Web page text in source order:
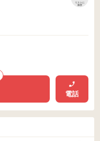
リストに
保存
電話